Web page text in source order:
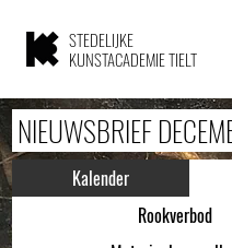
STEDELIJKE
KUNSTACADEMIE TIELT
NIEUWSBRIEF
Kalender
Rookverbod